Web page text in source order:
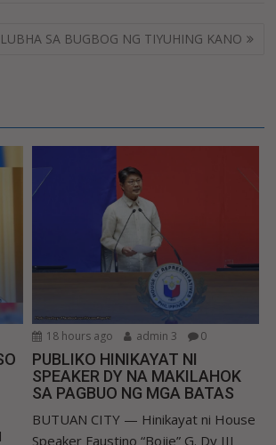
SA BUGBOG NG TIYUHING KANO
18 hours ago admin 3 0
PUBLIKO HINIKAYAT NI
SPEAKER DY NA MAKILAHOK
SA PAGBUO NG MGA BATAS
BUTUAN CITY — Hinikayat ni House
Speaker Faustino “Bojie” G. Dy III